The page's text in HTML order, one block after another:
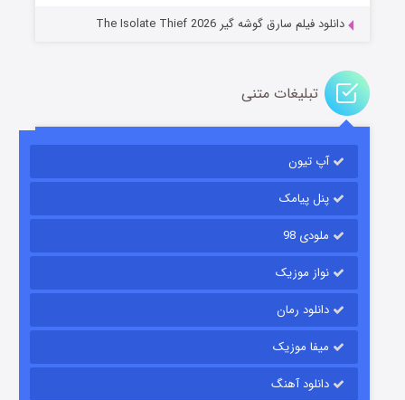
دانلود فیلم سارق گوشه گیر The Isolate Thief 2026
تبلیغات متنی
آپ تیون
پنل پیامک
ملودی 98
نواز موزیک
دانلود رمان
میفا موزیک
دانلود آهنگ